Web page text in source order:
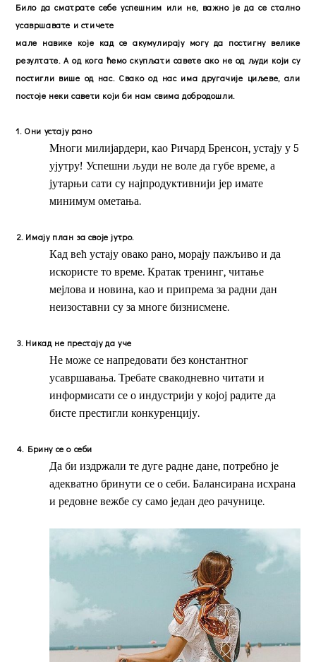
Било да сматрате себе успешним или не, важно је да се стално
усавршавате и стичете
мале навике које кад се акумулирају могу да постигну велике
резултате. А од кога ћемо скупљати савете ако не од људи који су
постигли више од нас. Свако од нас има другачије циљеве, али
постоје неки савети који би нам свима добродошли.
1. Они устају рано
Многи милијардери, као Ричард Бренсон, устају у 5
ујутру! Успешни људи не воле да губе време, а
јутарњи сати су најпродуктивнији јер имате
минимум ометања.
Имају план за своје јутро.
Кад већ устају овако рано, морају пажљиво и да
искористе то време. Кратак тренинг, читање
мејлова и новина, као и припрема за радни дан
неизоставни су за многе бизнисмене.
Никад не престају да уче
Не може се напредовати без константног
усавршавања. Требате свакодневно читати и
информисати се о индустрији у којој радите да
бисте престигли конкуренцију.
Брину се о себи
Да би издржали те дуге радне дане, потребно је
адекватно бринути се о себи. Балансирана исхрана
и редовне вежбе су само један део рачунице.